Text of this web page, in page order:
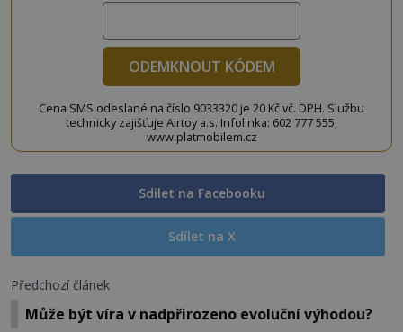
ODEMKNOUT KÓDEM
Cena SMS odeslané na číslo 9033320 je 20 Kč vč. DPH. Službu
technicky zajišťuje Airtoy a.s. Infolinka: 602 777 555,
www.platmobilem.cz
Sdílet na Facebooku
Sdílet na X
Předchozí článek
Může být víra v nadpřirozeno evoluční výhodou?